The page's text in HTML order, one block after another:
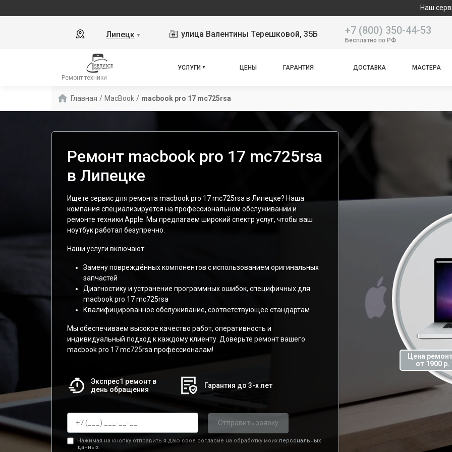
Наш сервисный
Липецк ▼ улица Валентины Терешковой, 35Б +7 (800) 350-44-53
Бесплатно по РФ
Ремонт техники
УСЛУГИ ЦЕНЫ ГАРАНТИЯ ДОСТАВКА МАСТЕРА
Главная / MacBook / macbook pro 17 mc725rsa
Ремонт macbook pro 17 mc725rsa
в Липецке
Ищете сервис для ремонта macbook pro 17 mc725rsa в Липецке? Наша
компания специализируется на профессиональном обслуживании и
ремонте техники Apple. Мы предлагаем широкий спектр услуг, чтобы ваш
ноутбук работал безупречно.
Наши услуги включают:
Замену повреждённых компонентов с использованием оригинальных
запчастей
Диагностику и устранение программных ошибок, специфичных для
macbook pro 17 mc725rsa
Квалифицированное обслуживание, соответствующее стандартам
Мы обеспечиваем высокое качество работ, оперативность и
индивидуальный подход к каждому клиенту. Доверьте ремонт вашего
macbook pro 17 mc725rsa профессионалам!
Экспрес1 ремонт в
день обращения
Гарантия до 3-х лет
Отправить заявку
Нажимая на кнопку отправить я даю свое согласие на обработку моих персональных
данных.
Цена
от 1900 р.